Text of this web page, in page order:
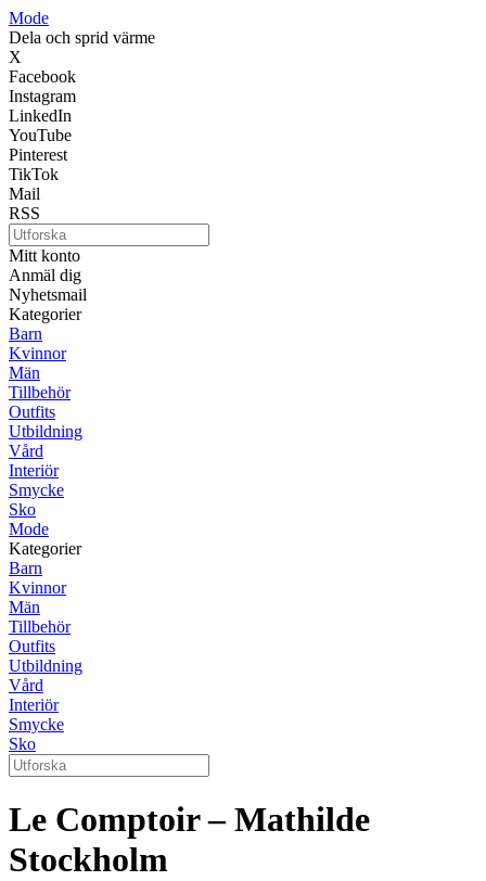
Mode
Dela och sprid värme
X
Facebook
Instagram
LinkedIn
YouTube
Pinterest
TikTok
Mail
RSS
Mitt konto
Anmäl dig
Nyhetsmail
Kategorier
Barn
Kvinnor
Män
Tillbehör
Outfits
Utbildning
Vård
Interiör
Smycke
Sko
Mode
Kategorier
Barn
Kvinnor
Män
Tillbehör
Outfits
Utbildning
Vård
Interiör
Smycke
Sko
Le Comptoir – Mathilde
Stockholm